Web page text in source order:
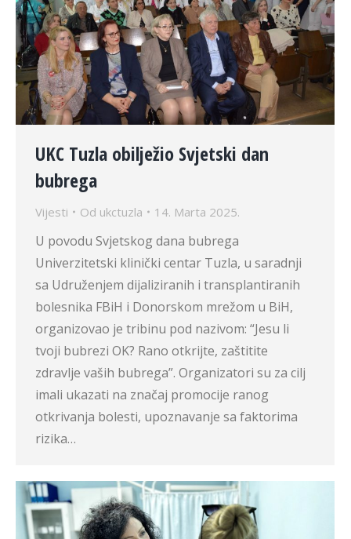
UKC Tuzla obilježio Svjetski dan
bubrega
Vijesti Od ukctuzla 14. Marta 2025.
U povodu Svjetskog dana bubrega
Univerzitetski klinički centar Tuzla, u saradnji
sa Udruženjem dijaliziranih i transplantiranih
bolesnika FBiH i Donorskom mrežom u BiH,
organizovao je tribinu pod nazivom: “Jesu li
tvoji bubrezi OK? Rano otkrijte, zaštitite
zdravlje vaših bubrega”. Organizatori su za cilj
imali ukazati na značaj promocije ranog
otkrivanja bolesti, upoznavanje sa faktorima
rizika…